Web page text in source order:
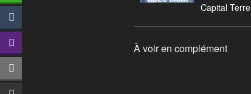
Capital
À voir en complément